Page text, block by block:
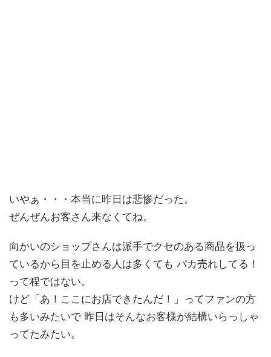
いやぁ・・・本当に昨日は悲惨だった。
ぜんぜんお客さん来なくてね。
向かいのショップさんは派手でクセのある商品を扱っ
ているから目を止める人は多くても バカ売れしてる！
って程ではない。
けど「あ！ここにお店できたんだ！」ってファンの方
も多いみたいで 昨日はそんなお客様が結構いらっしゃ
ってたみたい。